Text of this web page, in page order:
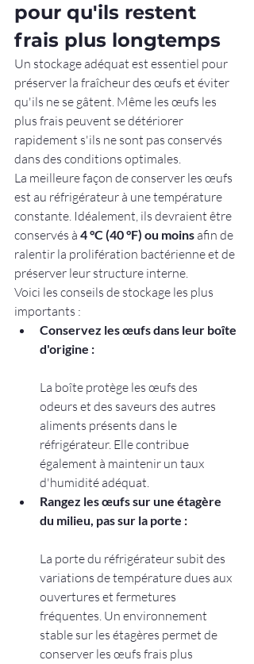
pour qu'ils restent
frais plus longtemps
Un stockage adéquat est essentiel pour
préserver la fraîcheur des œufs et éviter
qu'ils ne se gâtent. Même les œufs les
plus frais peuvent se détériorer
rapidement s'ils ne sont pas conservés
dans des conditions optimales.
La meilleure façon de conserver les œufs
est au réfrigérateur à une température
constante. Idéalement, ils devraient être
conservés à 4 °C (40 °F) ou moins afin de
ralentir la prolifération bactérienne et de
préserver leur structure interne.
Voici les conseils de stockage les plus
importants :
Conservez les œufs dans leur boîte
d'origine :
La boîte protège les œufs des
odeurs et des saveurs des autres
aliments présents dans le
réfrigérateur. Elle contribue
également à maintenir un taux
d'humidité adéquat.
Rangez les œufs sur une étagère
du milieu, pas sur la porte :
La porte du réfrigérateur subit des
variations de température dues aux
ouvertures et fermetures
fréquentes. Un environnement
stable sur les étagères permet de
conserver les œufs frais plus